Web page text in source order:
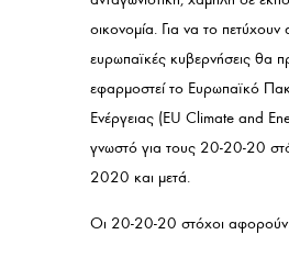
οικονομία. Για να το πετύχουν
ευρωπαϊκές κυβερνήσεις θα
εφαρμοστεί το Ευρωπαϊκό
Ενέργειας (EU Climate and
γνωστό για τους 20-20-20
2020 και μετά.
Οι 20-20-20 στόχοι